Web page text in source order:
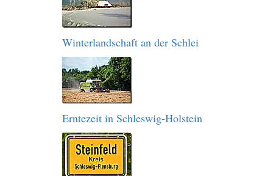
Winterlandschaft an der Schlei
Erntezeit in Schleswig-Holstein